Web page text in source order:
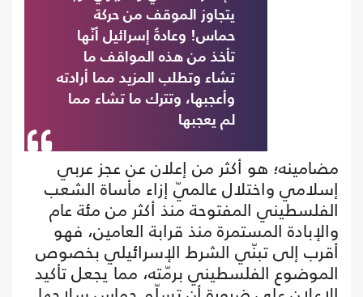
يتجاوز الموقف من حركة
حماس! وعادةُ إسرائيل أنّها
تأخذ من هذه المواقف ما
تشاء وتطلب المزيد مما أرادته
وأعجبها، وتترك ما تشاء مما
لم يعجبها
مضامينه؛ هو أكثر من إعلان عن عجز عربي
إسلامي واختلال عالميّ إزاء مأساة الشعب
الفلسطيني المفتوحة منذ أكثر من مئة عام
والإبادة المستمرة منذ قرابة العامين، فهو
أقرب إلى تبنّي الشرط الإسرائيلي بخصوص
الموضوع الفلسطيني برمّته، مما يجعل تأكيد